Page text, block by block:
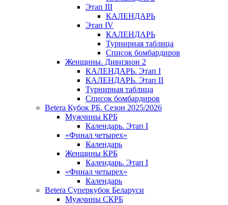
Этап III
КАЛЕНДАРЬ
Этап IV
КАЛЕНДАРЬ
Турнирная таблица
Список бомбардиров
Женщины. Дивизион 2
КАЛЕНДАРЬ. Этап I
КАЛЕНДАРЬ. Этап II
Турнирная таблица
Список бомбардиров
Betera Кубок РБ. Сезон 2025/2026
Мужчины КРБ
Календарь. Этап I
«Финал четырех»
Календарь
Женщины КРБ
Календарь. Этап I
«Финал четырех»
Календарь
Betera Суперкубок Беларуси
Мужчины СКРБ